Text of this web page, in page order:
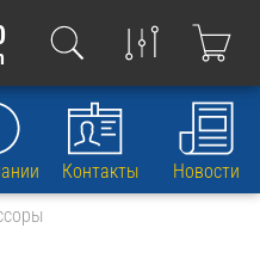
Контакты
Новости